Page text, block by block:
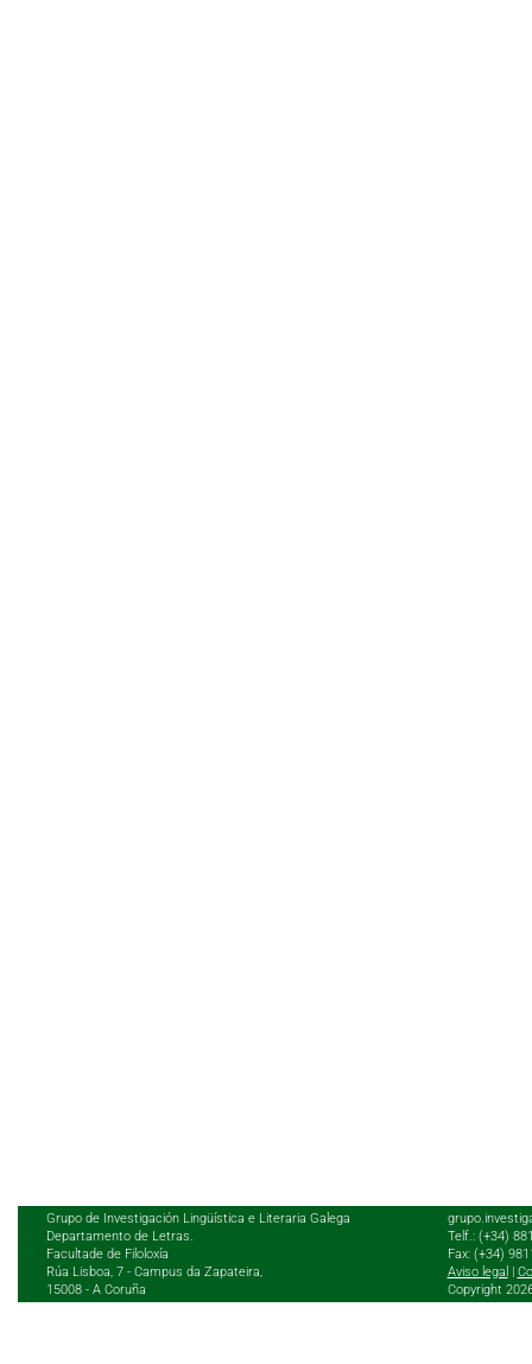
Grupo de Investigación Lingüística e Literaria Galega
Departamento de Letras.
Facultade de Filoloxía
Rúa Lisboa, 7 - Campus da Zapateira,
15008 - A Coruña
Telf.: (+34)
Fax: (+34)
Aviso legal
Copyright